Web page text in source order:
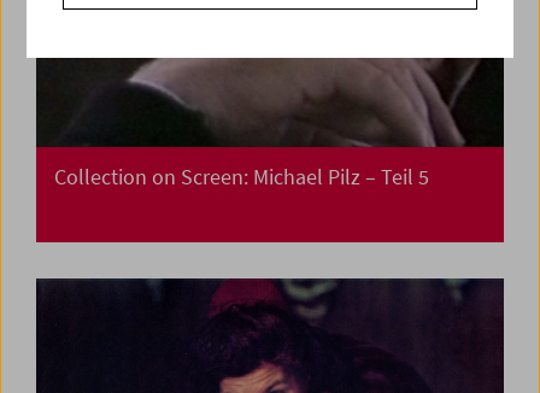
Collection on Screen: Michael Pilz – Teil 5